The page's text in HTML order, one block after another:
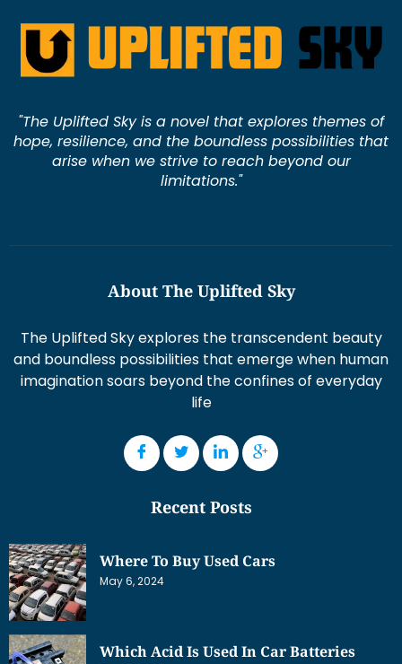
"The Uplifted Sky is a novel that explores themes of
hope, resilience, and the boundless possibilities that
arise when we strive to reach beyond our
limitations."
About The Uplifted Sky
The Uplifted Sky explores the transcendent beauty
and boundless possibilities that emerge when human
imagination soars beyond the confines of everyday
life
Recent Posts
Where To Buy Used Cars
May 6, 2024
Which Acid Is Used In Car Batteries